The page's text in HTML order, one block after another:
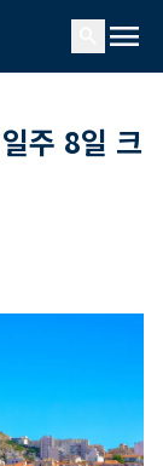
menu
주 8일 크